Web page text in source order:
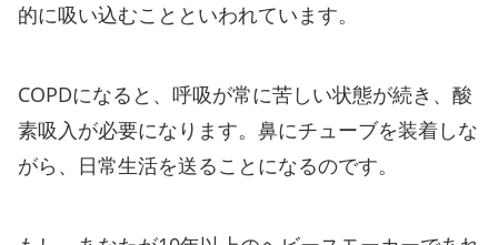
的に吸い込むことといわれています。
COPDになると、呼吸が常に苦しい状態が続き、酸
素吸入が必要になります。鼻にチューブを装着しな
がら、日常生活を送ることになるのです。